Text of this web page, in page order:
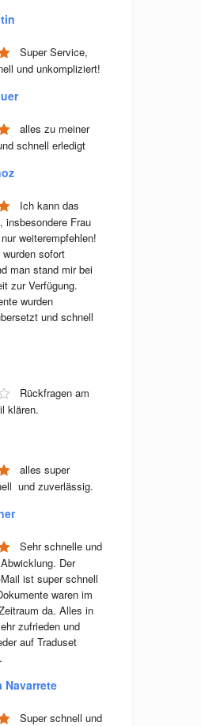
Super Service,
und unkompliziert!
alles zu meiner
schnell erledigt
Ich kann das
insbesondere Frau
weiterempfehlen!
sofort
man stand mir bei
zur Verfügung.
wurden
und schnell
Rückfragen am
klären.
alles super
und zuverlässig.
Sehr schnelle und
Der
ist super schnell
waren im
da. Alles in
zufrieden und
auf Traduset
Navarrete
Super schnell und